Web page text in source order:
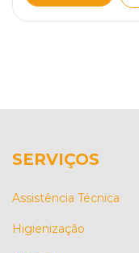
SERVIÇOS
Assistência Técnica
Higienização